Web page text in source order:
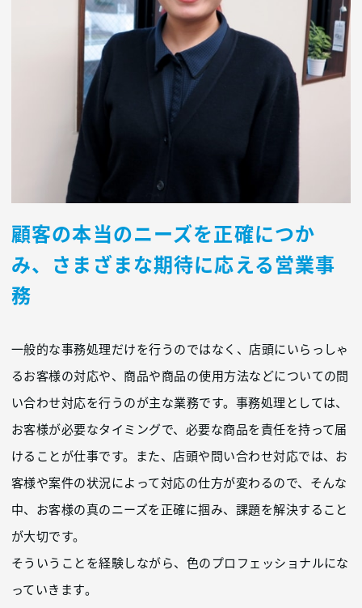
顧客の本当のニーズを正確につか
み、 さまざまな期待に応える営業事
務
一般的な事務処理だけを行うのではなく、店頭にいらっしゃ
るお客様の対応や、商品や商品の使用方法などについての問
い合わせ対応を行うのが主な業務です。事務処理としては、
お客様が必要なタイミングで、必要な商品を責任を持って届
けることが仕事です。また、店頭や問い合わせ対応では、お
客様や案件の状況によって対応の仕方が変わるので、そんな
中、お客様の真のニーズを正確に掴み、課題を解決すること
が大切です。
そういうことを経験しながら、色のプロフェッショナルにな
っていきます。